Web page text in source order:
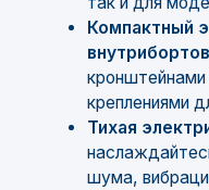
Компактный
кронштейнами
креплениями
Тихая
шума,